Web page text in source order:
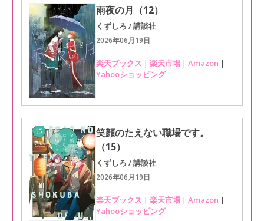
雨夜の月（12）
くずしろ / 講談社
2026年06月19日
楽天ブックス | 楽天市場 | Amazon |
Yahooショッピング
笑顔のたえない職場です。
（15）
くずしろ / 講談社
2026年06月19日
楽天ブックス | 楽天市場 | Amazon |
Yahooショッピング